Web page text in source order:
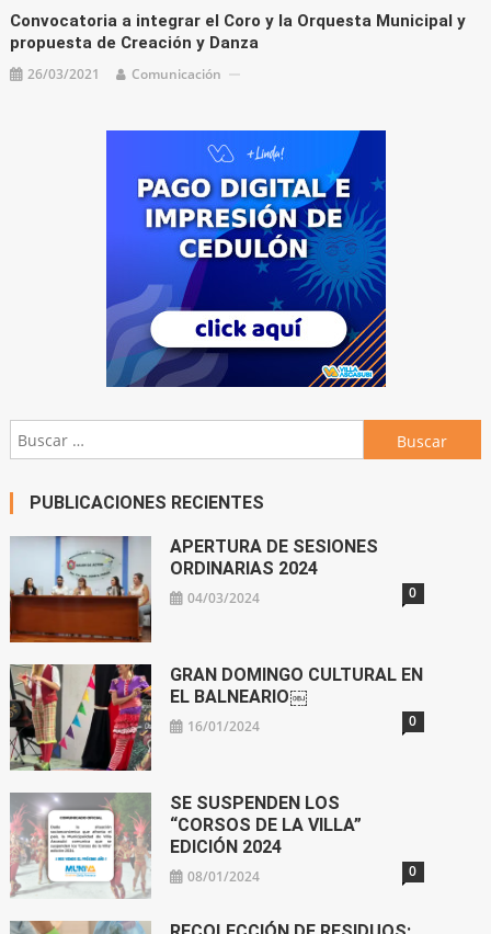
Convocatoria a integrar el Coro y la Orquesta Municipal y
propuesta de Creación y Danza
26/03/2021 Comunicación
Buscar:
PUBLICACIONES RECIENTES
APERTURA DE SESIONES
ORDINARIAS 2024
04/03/2024 0
GRAN DOMINGO CULTURAL EN
EL BALNEARIO￼
16/01/2024 0
SE SUSPENDEN LOS
“CORSOS DE LA VILLA”
EDICIÓN 2024
08/01/2024 0